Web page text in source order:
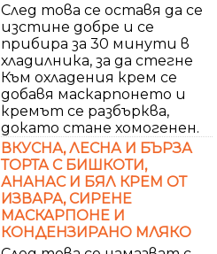
След това се оставя да се
изстине добре и се
прибира за 30 минути в
хладилника, за да стегне
Към охладения крем се
добавя маскарпонето и
кремът се разбърква,
докато стане хомогенен.
ВКУСНА, ЛЕСНА И БЪРЗА
ТОРТА С БИШКОТИ,
АНАНАС И БЯЛ КРЕМ ОТ
ИЗВАРА, СИРЕНЕ
МАСКАРПОНЕ И
КОНДЕНЗИРАНО МЛЯКО